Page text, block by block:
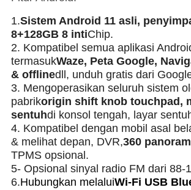
1.Sistem Android 11 asli,
8+128GB 8 intiChip.
2. Kompatibel semua aplikasi
termasukWaze, Peta Google,
& offlinedll, unduh gratis dari
3. Mengoperasikan seluruh sistem
pabrikorigin shift knob touchpad,
sentuhdi konsol tengah, layar
4. Kompatibel dengan mobil asal
& melihat depan, DVR,360
TPMS opsional.
5- Opsional sinyal radio FM dari 88-
6.Hubungkan melaluiWi-Fi USB